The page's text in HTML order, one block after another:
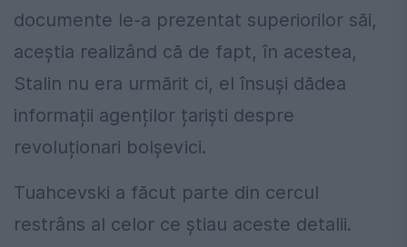
documente le-a prezentat superiorilor săi,
aceștia realizând că de fapt, în acestea,
Stalin nu era urmărit ci, el însuși dădea
informații agenților țariști despre
revoluționari bolșevici.
Tuahcevski a făcut parte din cercul
restrâns al celor ce știau aceste detalii.